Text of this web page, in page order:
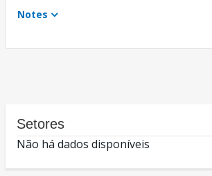
Notes
Setores
Não há dados disponíveis